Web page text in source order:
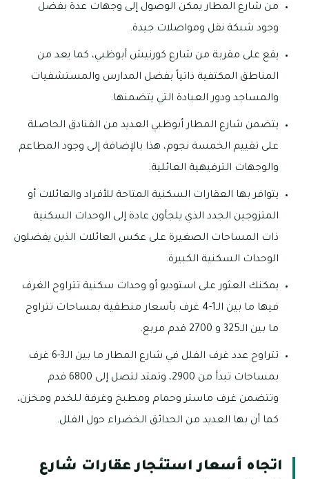
من شارع المطار يمكن الوصول إلى وجهات عدة بفضل
وجود شبكة نقل ومواصلات جيدة.
يقع على مقربة من شارع كورنيش أبوظبي، كما يعد من
المناطق المكتفية ذاتياً بفضل المدارس والمستشفيات
والمساجد ودور العبادة التي يتضمنها.
يتضمن شارع المطار أبوظبي العديد من الفنادق الحاصلة
على تقييم الخمسة نجوم، هذا بالإضافة إلى وجود المطاعم
والوجهات الترفيهية العائلية.
يتوافر بها العقارات السكنية المتاحة للأفراد والعائلات أو
المتزوجين الجدد الذي يلجأون عادة إلى الوحدات السكنية
ذات المساحات الصغيرة على عكس العائلات الذين يفضلون
الوحدات السكنية الكبيرة.
يمكنك العثور على استوديو أو وحدات سكنية تتراوح الغرف
فيها ما بين الـ1-4 غرف بأسعار منطقية بمساحات تتراوح
ما بين الـ325 و 2700 قدم مربع.
تتراوح عدد غرف الفلل في شارع المطار ما بين الـ3-6 غرف
بمساحات تبدأ من 2900، وتمتد لتصل إلى 6800 قدم
وتتضمن غرف ماستر وحمام ومطبخ وغرفة للخدم ومخزن،
كما أن بها العديد من الحدائق الخضراء حول الفلل.
اتجاه أسعار استئجار عقارات شارع